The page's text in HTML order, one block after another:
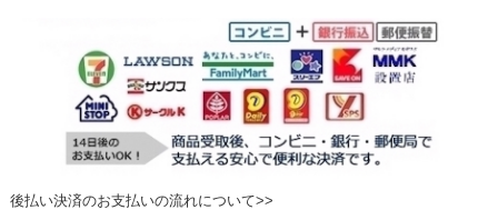
後払い決済のお支払いの流れについて>>